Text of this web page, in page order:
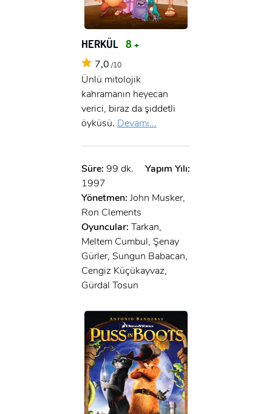
HERKÜL 8 +
7,0 /10
Ünlü mitolojik
kahramanın heyecan
verici, biraz da şiddetli
öyküsü. Devamı...
Süre: 99 dk.
Yapım Yılı:
1997
Yönetmen: John Musker,
Ron Clements
Oyuncular: Tarkan,
Meltem Cumbul, Şenay
Gürler, Sungun Babacan,
Cengiz Küçükayvaz,
Gürdal Tosun